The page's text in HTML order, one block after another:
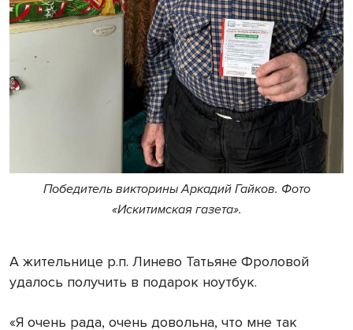
Победитель викторины Аркадий Гайков. Фото
«Искитимская газета».
А жительнице р.п. Линево Татьяне Фроловой
удалось получить в подарок ноутбук.
«Я очень рада, очень довольна, что мне так